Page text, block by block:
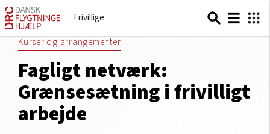
Frivillige
Kurser og arrangementer
Fagligt netværk:
Grænsesætning i frivilligt
arbejde